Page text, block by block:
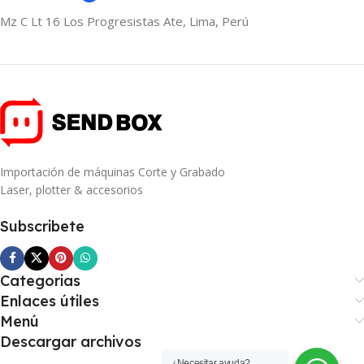
Mz C Lt 16 Los Progresistas Ate, Lima, Perú
Importación de máquinas Corte y Grabado
Laser, plotter & accesorios
Subscribete
Categorias
Enlaces útiles
Menú
Descargar archivos